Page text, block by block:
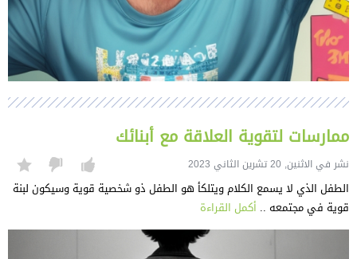
ممارسات لتقوية العلاقة مع أبنائك
نشر في الاثنين, 20 تشرين الثاني 2023
الطفل الذي لا يسمع الكلام ويتلكأ هو الطفل ذو شخصية قوية وسيكون لبنة
قوية في مجتمعه .. أكمل القراءة